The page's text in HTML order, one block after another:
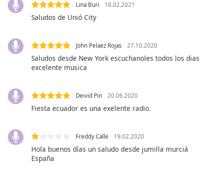
Caption
Color
Font
Size
Text
Edge
Lina Buri 16.02.2021
Saludos de Unió City
John Pelaez Rojas 27.10.2020
Saludos desde New York escuchanoles todos los dias
excelente musica
Deivid Pin 20.06.2020
Fiesta ecuador es una exelente radio.
Freddy Calle 19.02.2020
Hola buenos días un saludo desde jumilla murciá
España